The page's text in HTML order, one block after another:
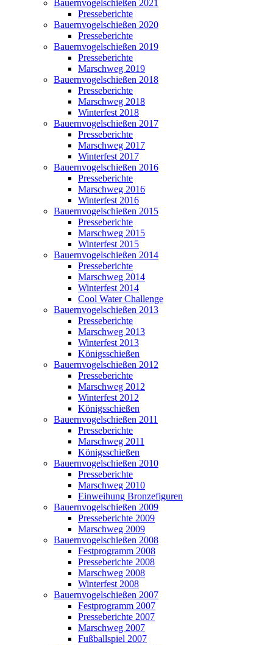
Bauernvogelschießen 2021
Presseberichte
Bauernvogelschießen 2020
Presseberichte
Bauernvogelschießen 2019
Presseberichte
Marschweg 2019
Bauernvogelschießen 2018
Presseberichte
Marschweg 2018
Winterfest 2018
Bauernvogelschießen 2017
Presseberichte
Marschweg 2017
Winterfest 2017
Bauernvogelschießen 2016
Presseberichte
Marschweg 2016
Winterfest 2016
Bauernvogelschießen 2015
Presseberichte
Marschweg 2015
Winterfest 2015
Bauernvogelschießen 2014
Presseberichte
Marschweg 2014
Winterfest 2014
Cool Water Challenge
Bauernvogelschießen 2013
Presseberichte
Marschweg 2013
Winterfest 2013
Königsschießen
Bauernvogelschießen 2012
Presseberichte
Marschweg 2012
Winterfest 2012
Königsschießen
Bauernvogelschießen 2011
Presseberichte
Marschweg 2011
Königsschießen
Bauernvogelschießen 2010
Presseberichte
Marschweg 2010
Einweihung Bronzefiguren
Bauernvogelschießen 2009
Presseberichte 2009
Marschweg 2009
Bauernvogelschießen 2008
Festprogramm 2008
Presseberichte 2008
Marschweg 2008
Winterfest 2008
Bauernvogelschießen 2007
Festprogramm 2007
Presseberichte 2007
Marschweg 2007
Fußballspiel 2007